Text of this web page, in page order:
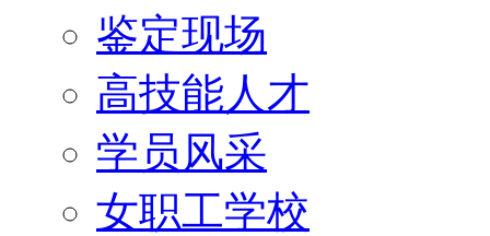
鉴定现场
高技能人才
学员风采
女职工学校